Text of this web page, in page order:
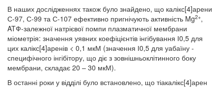
В наших дослідженнях також було знайдено, що калікс[4]арени
С-97, С-99 та С-107 ефективно пригнічують активність Mg2+,
ATФ-залежної натрієвої помпи плазматичної мембрани
міометрія: значення уявних коефіцієнтів інгібування І0,5 для
цих калікс[4]аренів < 0,1 мкМ (значення І0,5 для уабаїну -
специфічного інгібітору, що діє з зовнішньоклітинного боку
мембрани, складає 20 – 30 мкМ).
В останні роки у відділі було встановлено, що тіакалікс[4]арен